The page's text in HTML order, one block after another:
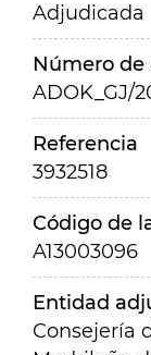
Adjudicada
Número
ADOK_GJ/
Referencia
3932518
Código de
A13003096
Entidad
Consejería